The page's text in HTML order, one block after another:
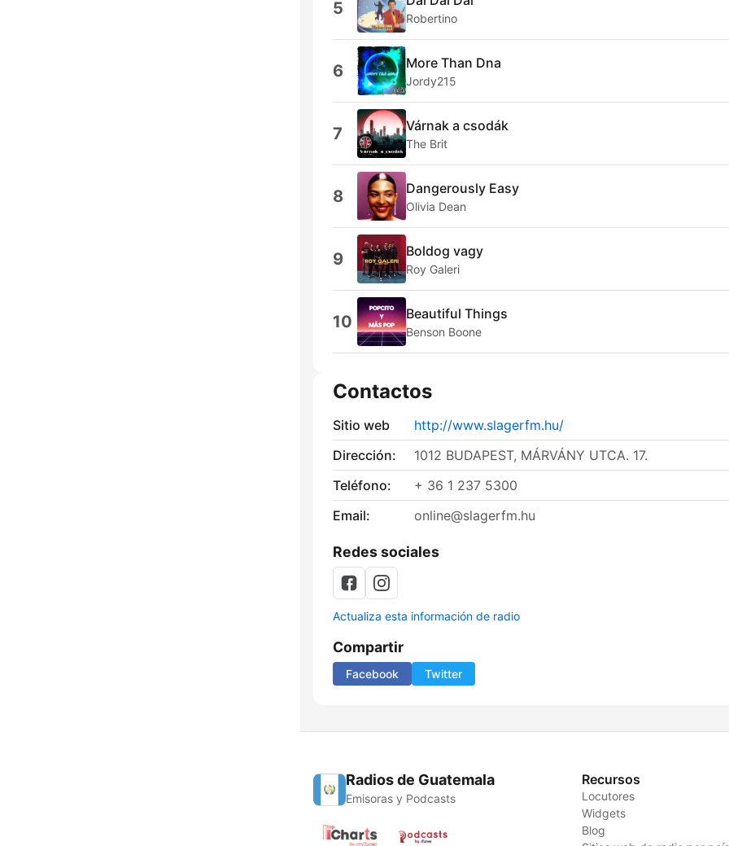
5 Robertino
6 More Than Dna
Jordy215
7 Várnak a csodák
The Brit
8 Dangerously Easy
Olivia Dean
9 Boldog vagy
Roy Galeri
10 Beautiful Things
Benson Boone
Contactos
Sitio web
http://www.slagerfm.hu/
Dirección:
1012 BUDAPEST, MÁRVÁNY UTCA. 17.
Teléfono:
+ 36 1 237 5300
Email:
online@slagerfm.hu
Redes sociales
Actualiza esta información de radio
Compartir
Facebook Twitter
Radios de Guatemala
Emisoras y Podcasts
Recursos
Locutores
Widgets
Blog